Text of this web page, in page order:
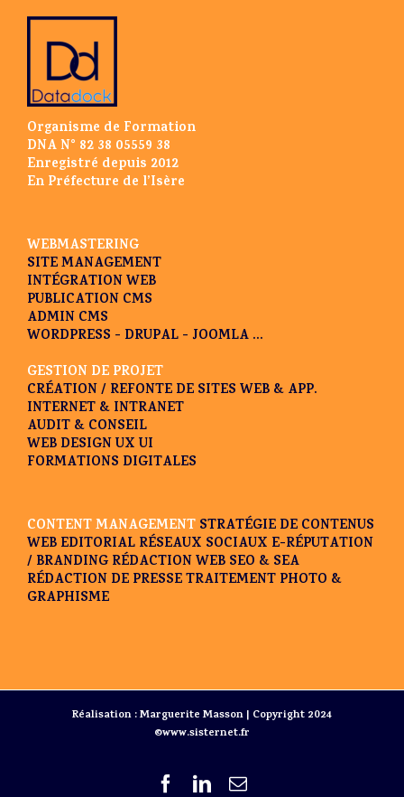
Organisme de Formation
DNA N° 82 38 05559 38
Enregistré depuis 2012
En Préfecture de l’Isère
WEBMASTERING
SITE MANAGEMENT
INTÉGRATION WEB
PUBLICATION CMS
ADMIN CMS
WORDPRESS - DRUPAL - JOOMLA ...
GESTION DE PROJET
CRÉATION / REFONTE DE SITES WEB & APP.
INTERNET & INTRANET
AUDIT & CONSEIL
WEB DESIGN UX UI
FORMATIONS DIGITALES
CONTENT MANAGEMENT STRATÉGIE DE CONTENUS
WEB EDITORIAL RÉSEAUX SOCIAUX E-RÉPUTATION
/ BRANDING RÉDACTION WEB SEO & SEA
RÉDACTION DE PRESSETRAITEMENT PHOTO &
GRAPHISME
Réalisation : Marguerite Masson | Copyright 2024
©www.sisternet.fr